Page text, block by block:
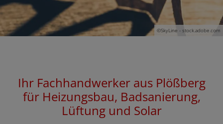
©SkyLine - stock.adobe.com
Ihr Fachhandwerker aus Plößberg
für Heizungsbau, Badsanierung,
Lüftung und Solar